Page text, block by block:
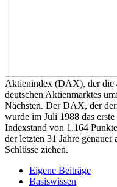
Aktienindex (DAX), der die
deutschen Aktienmarktes
Nächsten. Der DAX, der
wurde im Juli 1988 das
Indexstand von 1.164
der letzten 31 Jahre genauer
Schlüsse ziehen.
Eigene Beiträge
Basiswissen